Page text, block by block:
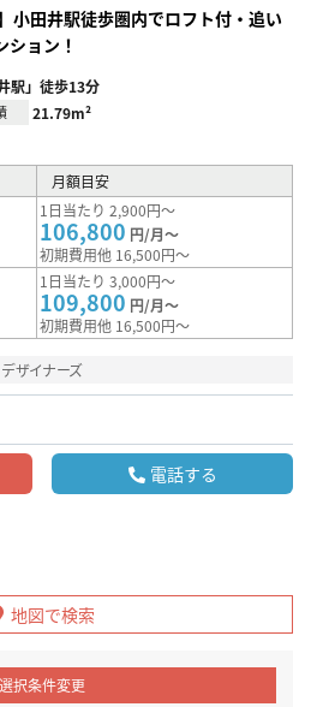
小田井駅徒歩圏内でロフト付・追い
ョン！
駅」徒歩13分
21.79m²
月額目安
1日当たり 2,900円～
106,800 円/月～
初期費用他 16,500円～
1日当たり 3,000円～
109,800 円/月～
初期費用他 16,500円～
デザイナーズ
電話する
地図で検索
選択条件変更